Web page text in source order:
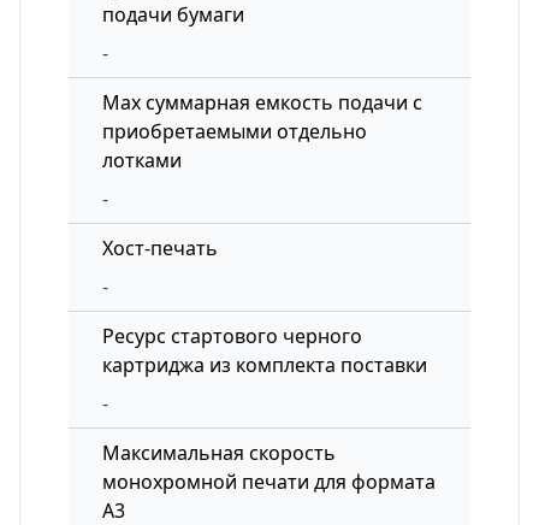
подачи бумаги
-
Max суммарная емкость подачи с
приобретаемыми отдельно
лотками
-
Хост-печать
-
Ресурс стартового черного
картриджа из комплекта поставки
-
Максимальная скорость
монохромной печати для формата
A3